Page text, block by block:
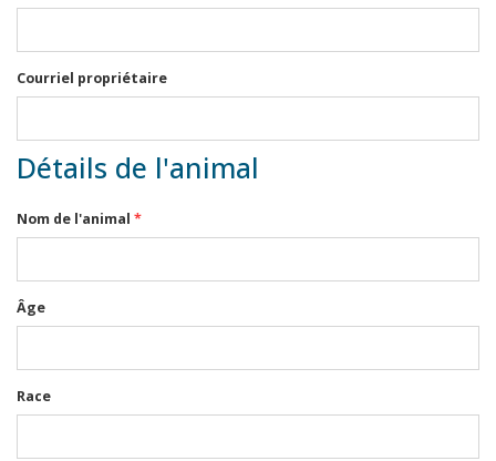
Courriel propriétaire
Détails de l'animal
Nom de l'animal *
Âge
Race